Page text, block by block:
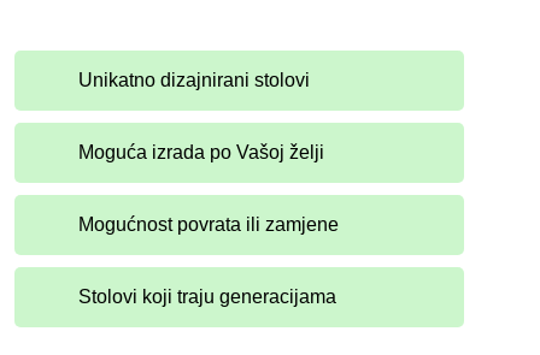
Unikatno dizajnirani stolovi
Moguća izrada po Vašoj želji
Mogućnost povrata ili zamjene
Stolovi koji traju generacijama